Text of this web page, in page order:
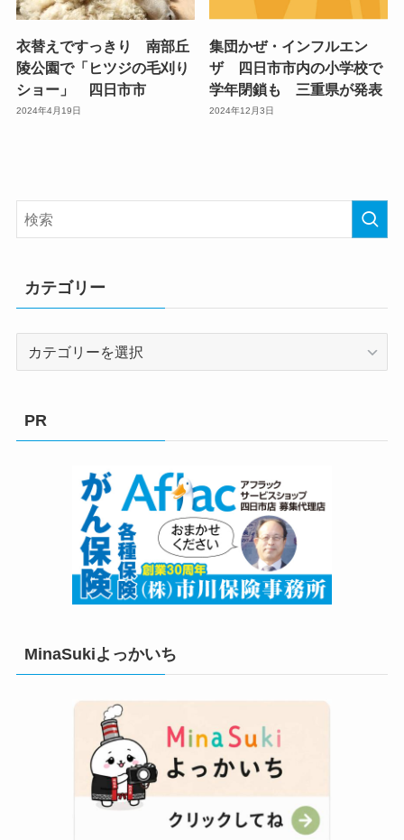
衣替えですっきり 南部丘
陵公園で「ヒツジの毛刈り
ショー」 四日市市
2024年4月19日
集団かぜ・インフルエン
ザ 四日市市内の小学校で
学年閉鎖も 三重県が発表
2024年12月3日
カテゴリー
PR
MinaSukiよっかいち